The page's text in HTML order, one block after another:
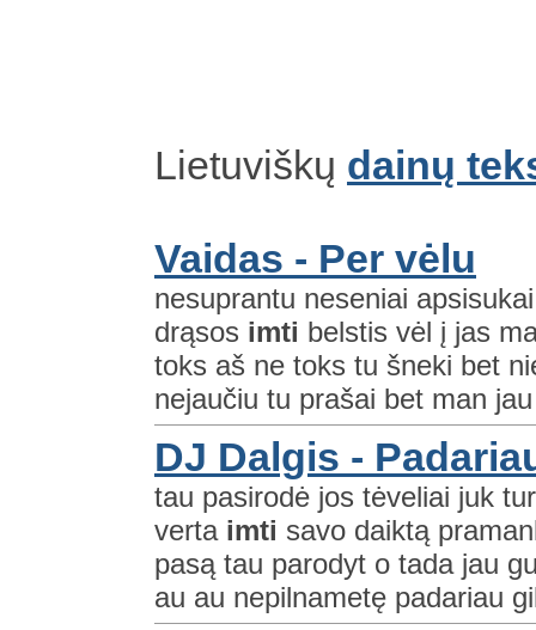
Lietuviškų dainų
Vaidas - Per vėlu
nesuprantu neseniai
drąsos imti belstis vėl į jas
toks aš ne toks tu šneki bet
nejaučiu tu prašai bet man
DJ Dalgis -
tau pasirodė jos tėveliai juk
verta imti savo daiktą
pasą tau parodyt o tada jau
au au nepilnametę padariau